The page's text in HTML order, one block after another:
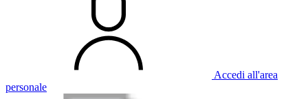
Accedi all'area
personale